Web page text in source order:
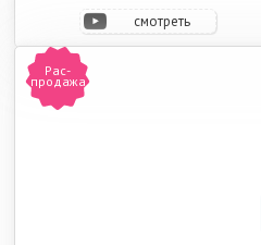
смотреть
видео
Рас-
продажа